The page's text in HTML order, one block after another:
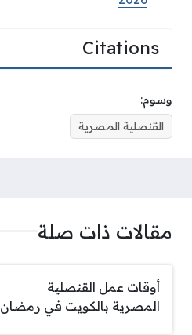
Citations
وسوم:
القنصلية المصرية
مقالات ذات صلة
أوقات عمل القنصلية
المصرية بالكويت في رمضان